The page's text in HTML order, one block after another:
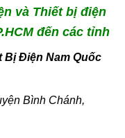
và Thiết bị điện
đến các tỉnh
Bị Điện Nam Quốc
Bình Chánh,